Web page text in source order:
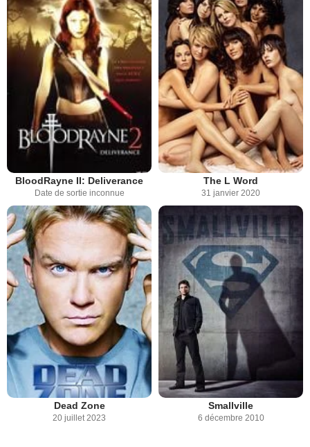
BloodRayne II: Deliverance
Date de sortie inconnue
The L Word
31 janvier 2020
Dead Zone
20 juillet 2023
Smallville
6 décembre 2010